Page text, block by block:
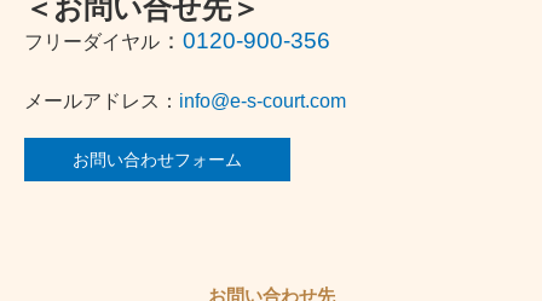
＜お問い合せ先＞
フリーダイヤル ： 0120-900-356
メールアドレス： info@e-s-court.com
お問い合わせフォーム
お問い合わせ先